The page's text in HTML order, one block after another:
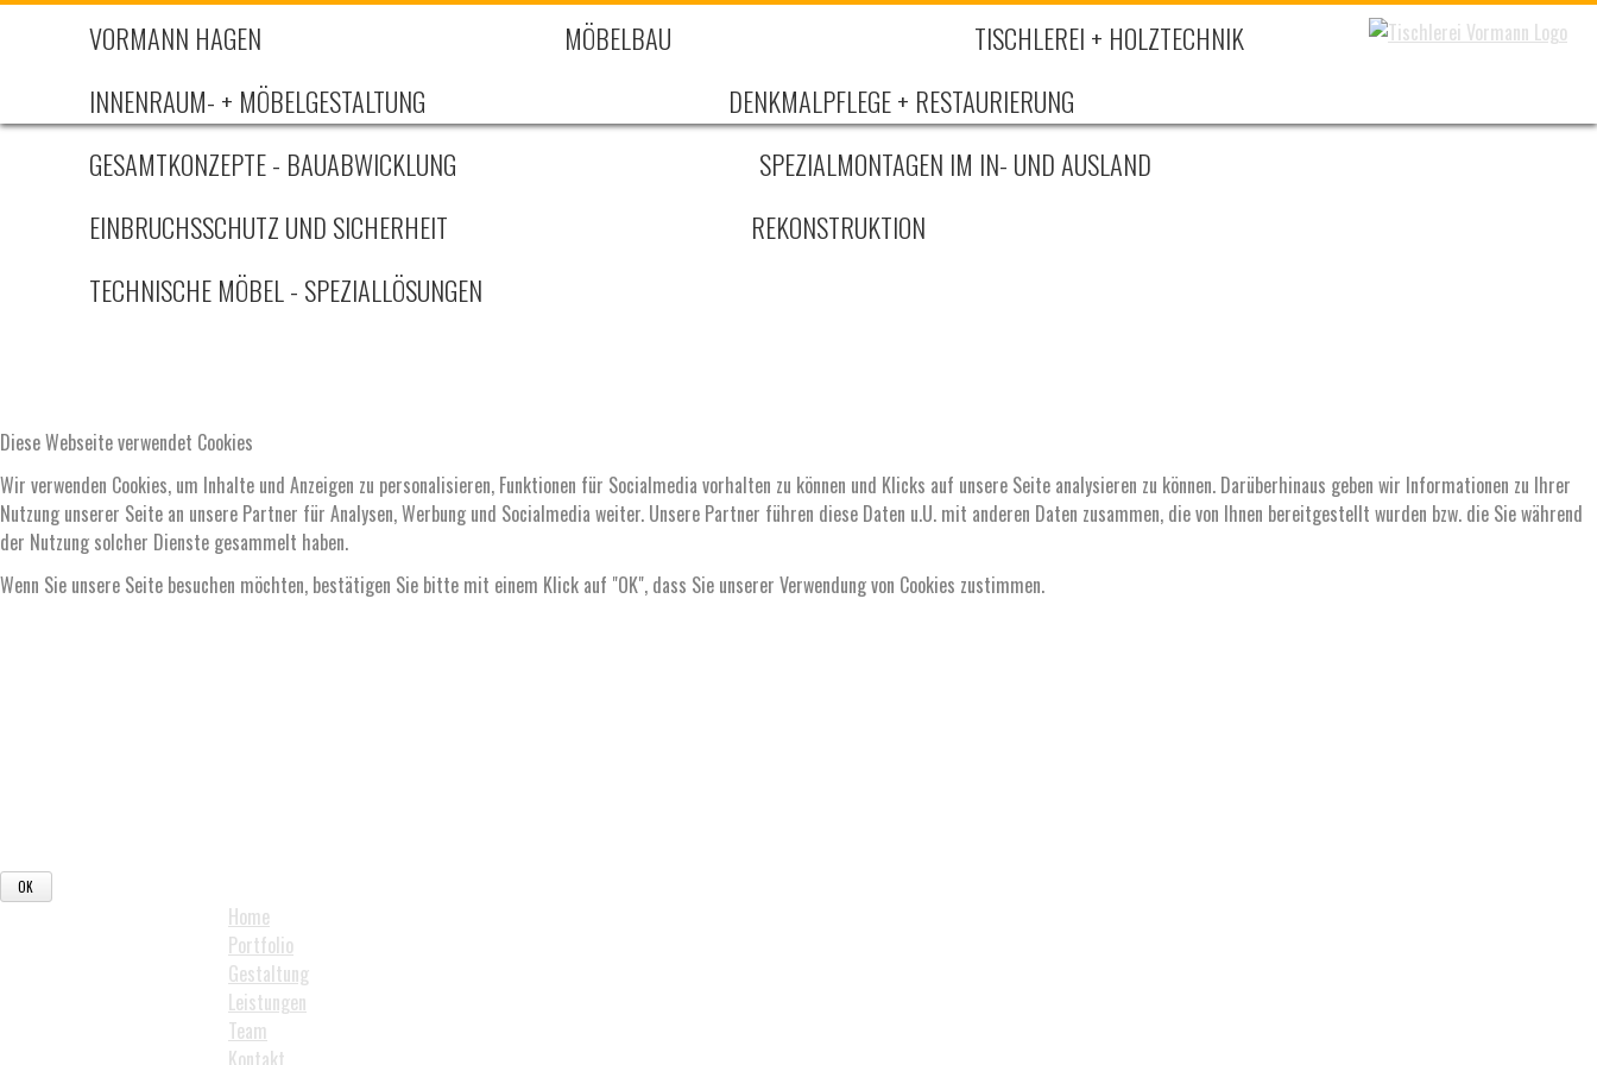
Diese Webseite verwendet Cookies
Wir verwenden Cookies, um Inhalte und Anzeigen zu personalisieren, Funktionen für Socialmedia vorhalten zu können und Klicks auf unsere Seite analysieren zu können. Darüberhinaus geben wir Informationen zu Ihrer
Nutzung unserer Seite an unsere Partner für Analysen, Werbung und Socialmedia weiter. Unsere Partner führen diese Daten u.U. mit anderen Daten zusammen, die von Ihnen bereitgestellt wurden bzw. die Sie während
der Nutzung solcher Dienste gesammelt haben.
Wenn Sie unsere Seite besuchen möchten, bestätigen Sie bitte mit einem Klick auf "OK", dass Sie unserer Verwendung von Cookies zustimmen.
VORMANN HAGEN MÖBELBAU
TISCHLEREI + HOLZTECHNIK
INNENRAUM- + MÖBELGESTALTUNG
DENKMALPFLEGE + RESTAURIERUNG
GESAMTKONZEPTE - BAUABWICKLUNG
SPEZIALMONTAGEN IM IN- UND AUSLAND
EINBRUCHSSCHUTZ UND SICHERHEIT
REKONSTRUKTION
TECHNISCHE MÖBEL - SPEZIALLÖSUNGEN
Home
Portfolio
Gestaltung
Leistungen
Team